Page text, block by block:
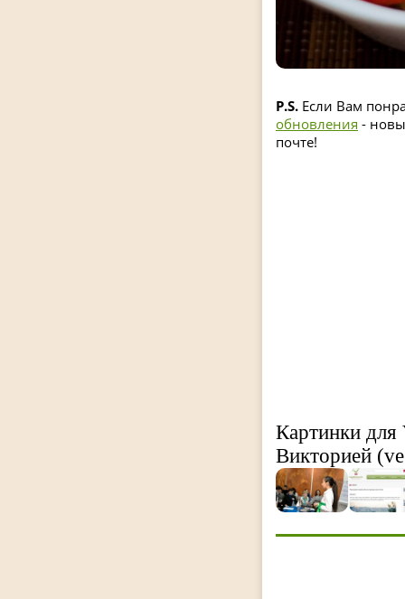
P.S. Если Вам
обновления -
почте!
Картинки для
Викторией